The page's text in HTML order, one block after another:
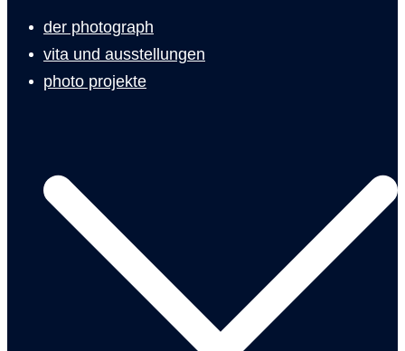
der photograph
vita und ausstellungen
photo projekte